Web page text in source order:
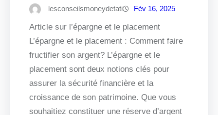
lesconseilsmoneydetati Fév 16, 2025
Article sur l’épargne et le placement
L’épargne et le placement : Comment faire
fructifier son argent? L’épargne et le
placement sont deux notions clés pour
assurer la sécurité financière et la
croissance de son patrimoine. Que vous
souhaitiez constituer une réserve d’argent